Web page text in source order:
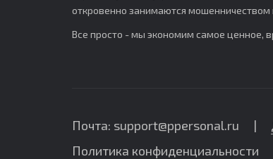
откровенно занимаются мошенничеством
Все просто - мы экономим самое ценное,
Почта: support@ppersonal.ru |
Политика конфиденциальности